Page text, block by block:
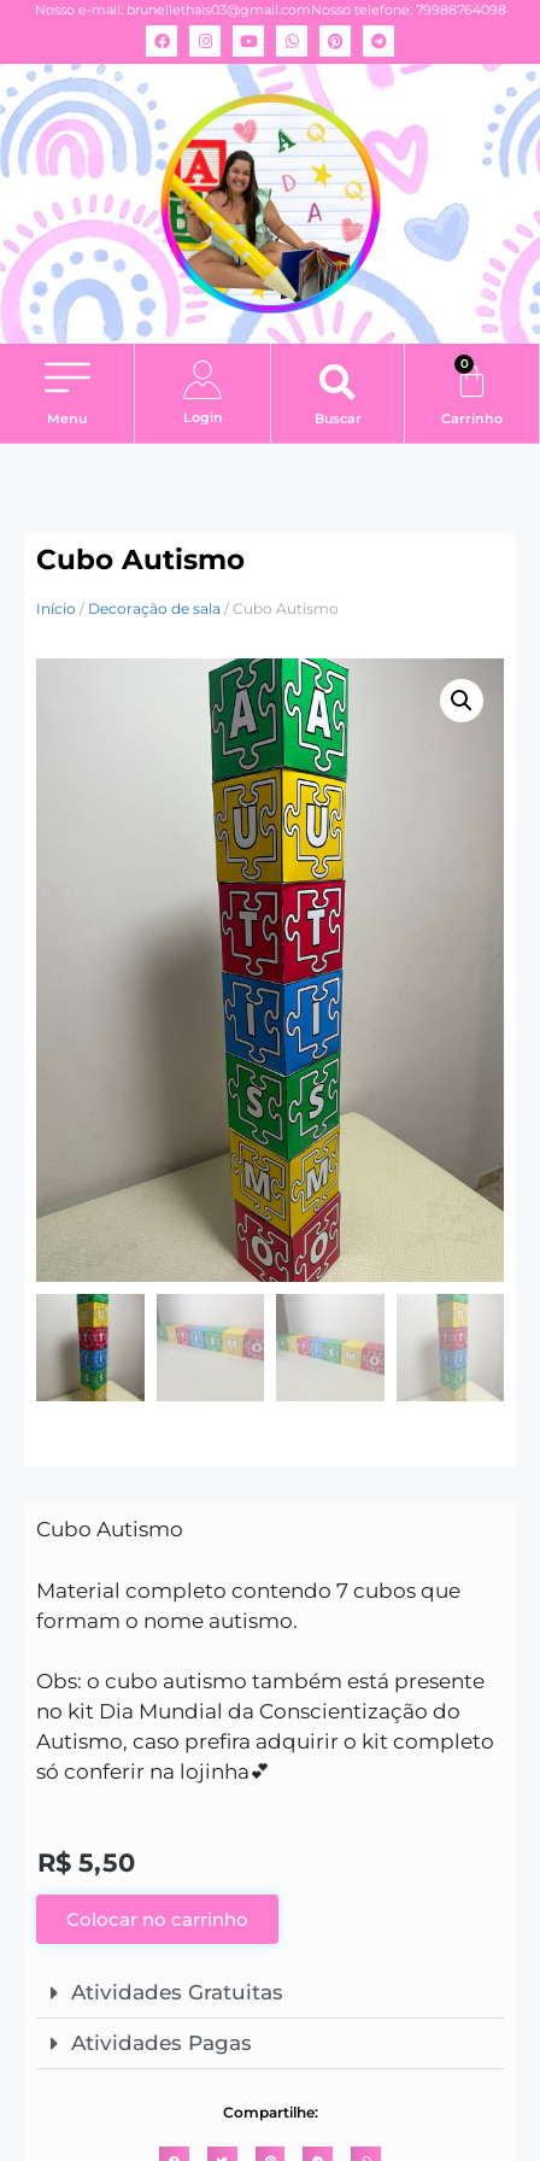
Nosso e-mail: brunellethais03@gmail.comNosso telefone: 79988764098
Menu Login Buscar
0
Carrinho
Cubo Autismo
Início / Decoração de sala / Cubo Autismo
Cubo Autismo
Material completo contendo 7 cubos que
formam o nome autismo.
Obs: o cubo autismo também está presente
no kit Dia Mundial da Conscientização do
Autismo, caso prefira adquirir o kit completo
só conferir na lojinha💕
R$ 5,50
Colocar no carrinho
Atividades Gratuitas
Atividades Pagas
Compartilhe: